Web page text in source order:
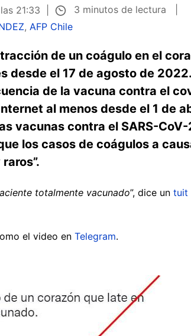
21:33
3 minutos de lectura
, AFP Chile
de un coágulo en el
desde el 17 de agosto de
de la vacuna contra el
al menos desde el 1 de
vacunas contra el SARS-
los casos de coágulos a
totalmente vacunado”, dice un tuit
el video en Telegram.